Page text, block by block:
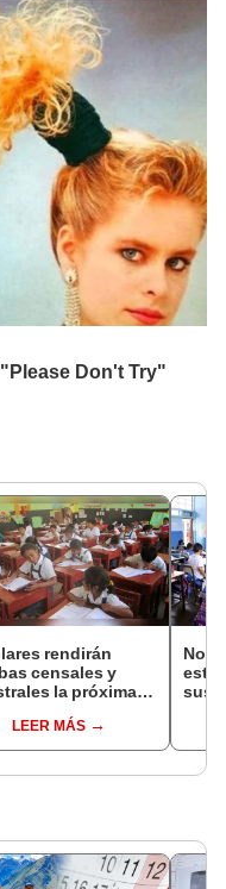
rendirán
censales y
la próxima
LEER MÁS
No